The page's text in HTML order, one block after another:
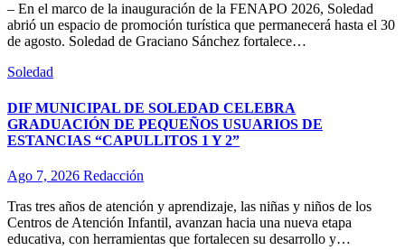
– En el marco de la inauguración de la FENAPO 2026, Soledad
abrió un espacio de promoción turística que permanecerá hasta el 30
de agosto. Soledad de Graciano Sánchez fortalece…
Soledad
DIF MUNICIPAL DE SOLEDAD CELEBRA
GRADUACIÓN DE PEQUEÑOS USUARIOS DE
ESTANCIAS “CAPULLITOS 1 Y 2”
Ago 7, 2026 Redacción
Tras tres años de atención y aprendizaje, las niñas y niños de los
Centros de Atención Infantil, avanzan hacia una nueva etapa
educativa, con herramientas que fortalecen su desarrollo y…